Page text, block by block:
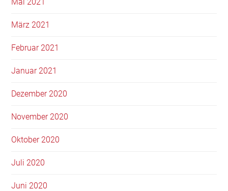
März 2021
Februar 2021
Januar 2021
Dezember 2020
November 2020
Oktober 2020
Juli 2020
Juni 2020